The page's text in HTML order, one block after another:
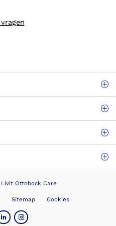
Ottobock Care
Sitemap Cookies